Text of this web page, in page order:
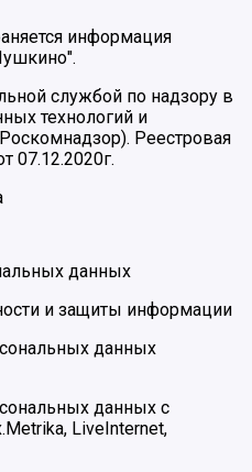
информация
службой по надзору в
технологий и
Реестровая
07.12.2020г.
данных
и защиты информации
данных
данных с
LiveInternet,